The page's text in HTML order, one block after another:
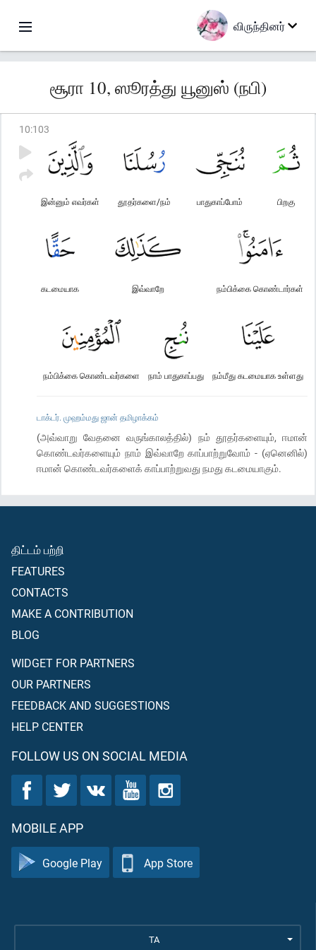
விருந்தினர்
சூரா 10, ஸூரத்து யூனுஸ் (நபி)
10:103
பிறகு
பாதுகாப்போம்
தூதர்களை/நம்
இன்னும் எவர்கள்
நம்பிக்கை கொண்டார்கள்
இவ்வாறே
கடமையாக
நம்மீது கடமையாக உள்ளது
நாம் பாதுகாப்பது
நம்பிக்கை கொண்டவர்களை
டாக்டர். முஹம்மது ஜான் தமிழாக்கம்
(அவ்வாறு வேதனை வருங்காலத்தில்) நம் தூதர்களையும், ஈமான்
கொண்டவர்களையும் நாம் இவ்வாறே காப்பாற்றுவோம் - (ஏனெனில்)
ஈமான் கொண்டவர்களைக் காப்பாற்றுவது நமது கடமையாகும்.
திட்டம் பற்றி
FEATURES
CONTACTS
MAKE A CONTRIBUTION
BLOG
WIDGET FOR PARTNERS
OUR PARTNERS
FEEDBACK AND SUGGESTIONS
HELP CENTER
FOLLOW US ON SOCIAL MEDIA
MOBILE APP
Google Play App Store
TA